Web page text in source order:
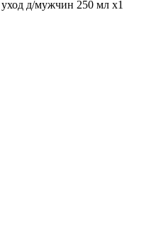
д/мужчин 250 мл x1